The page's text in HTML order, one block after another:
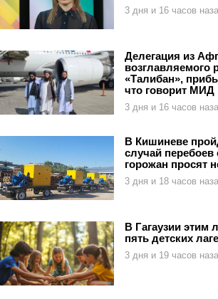
3 дня и 16 часов
Делегация из
возглавляемого
«Талибан»,
что говорит МИД
3 дня и 16 часов
В Кишиневе
случай перебоев
горожан просят
3 дня и 18 часов
В Гагаузии этим
пять детских
3 дня и 19 часов